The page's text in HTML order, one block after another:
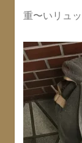
重〜いリュッ